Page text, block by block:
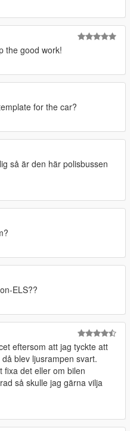
the good work!
for the car?
så är den här polisbussen
ELS??
eftersom att jag tyckte att
blev ljusrampen svart.
fixa det eller om bilen
så skulle jag gärna vilja